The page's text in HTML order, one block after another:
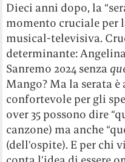
Dieci anni dopo, la
momento cruciale per
musical-televisiva.
determinante:
Sanremo 2024 senza
Mango? Ma la serata
confortevole per gli
over 35 possono dire
canzone) ma anche
(dell’ospite). E per chi